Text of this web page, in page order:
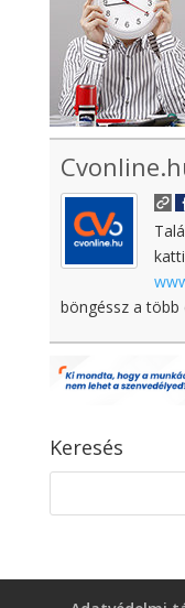
böngéssz a több
Keresés